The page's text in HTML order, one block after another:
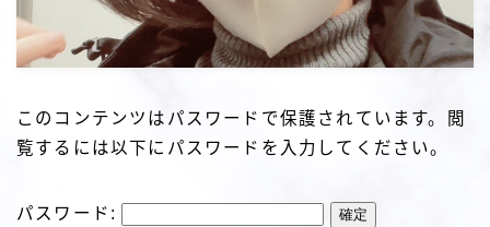
このコンテンツはパスワードで保護されています。閲
覧するには以下にパスワードを入力してください。
パスワード: